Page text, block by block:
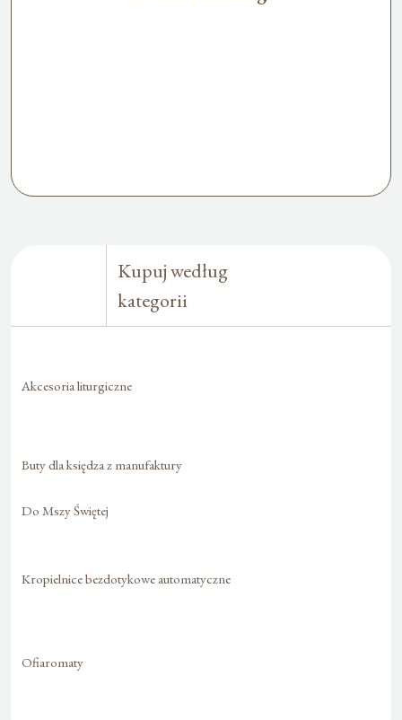
Kupuj według
kategorii
Akcesoria liturgiczne
Buty dla księdza z manufaktury
Do Mszy Świętej
Kropielnice bezdotykowe automatyczne
Ofiaromaty